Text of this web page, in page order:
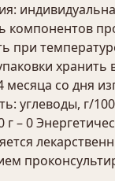
компонентов
при
хранить
месяца со дня
углеводы, г/
г – 0